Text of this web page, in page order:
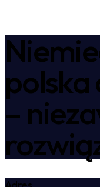
–